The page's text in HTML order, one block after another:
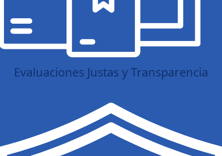
Evaluaciones Justas y Transparencia